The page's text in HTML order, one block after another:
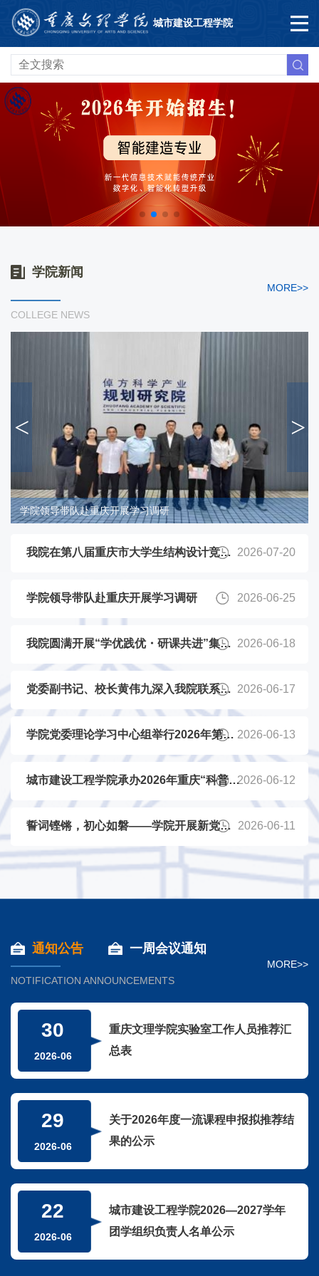
城市建设工程学院
学院新闻
COLLEGE NEWS
MORE>>
学习调研 我院圆满开展“学优践优・
< >
我院在第八届重庆市大学生结构设计竞赛 2026-07-20
学院领导带队赴重庆开展学习调研 2026-06-25
我院圆满开展“学优践优・研课共进”集中
教研活动
2026-06-18
党委副书记、校长黄伟九深入我院联系指
导学生
2026-06-17
学院党委理论学习中心组举行2026年第四
次集体学习
2026-06-13
城市建设工程学院承办2026年重庆“科普班
车进区县”科普活动
2026-06-12
誓词铿锵，初心如磐——学院开展新党员
入党宣誓暨毕业生党员党性实践教育活动
2026-06-11
通知公告 一周会议通知
NOTIFICATION ANNOUNCEMENTS
MORE>>
30
2026-06
重庆文理学院实验室工作人员推荐汇
总表
29
2026-06
关于2026年度一流课程申报拟推荐结
果的公示
22
2026-06
城市建设工程学院2026—2027学年
团学组织负责人名单公示